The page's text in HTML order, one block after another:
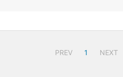
PREV 1 NEXT